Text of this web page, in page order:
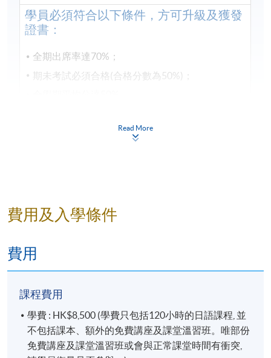
學員必須符合以下條件，方可升級及獲發
證書：
全期出席率達70%；
期未考試必須合格 (合格分數為50%)；
學員完成課程後，可憑該級別的證書、文憑或成績
合格通知書，報讀下一級別課程。惟以該證明文件
注意：
凡於「九龍西分校」上課之學員，每堂必須出
員證
分校上課，請特別留意。
詳情
Read More
費用及入學條件
費用
課程費用
學費 : HK$8,500 (學費只包括120小時的日語課程, 並
不包括課本、額外的免費講座及課堂溫習班。唯部份
免費講座及課堂溫習班或會與正常課堂時間有衝突,